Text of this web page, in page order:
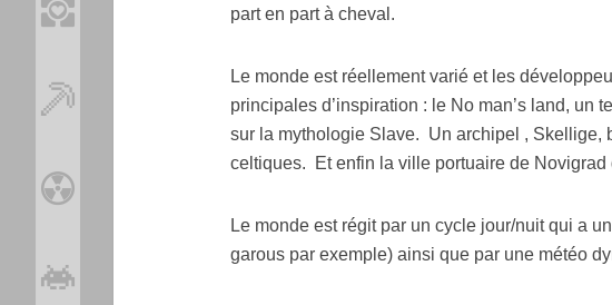
part en part à cheval.
Le monde est réellement varié et les
principales d’inspiration : le No man’s land, un
sur la mythologie Slave. Un archipel , Skellige,
celtiques. Et enfin la ville portuaire de Novigrad
Le monde est régit par un cycle jour/nuit qui a
garous par exemple) ainsi que par une météo